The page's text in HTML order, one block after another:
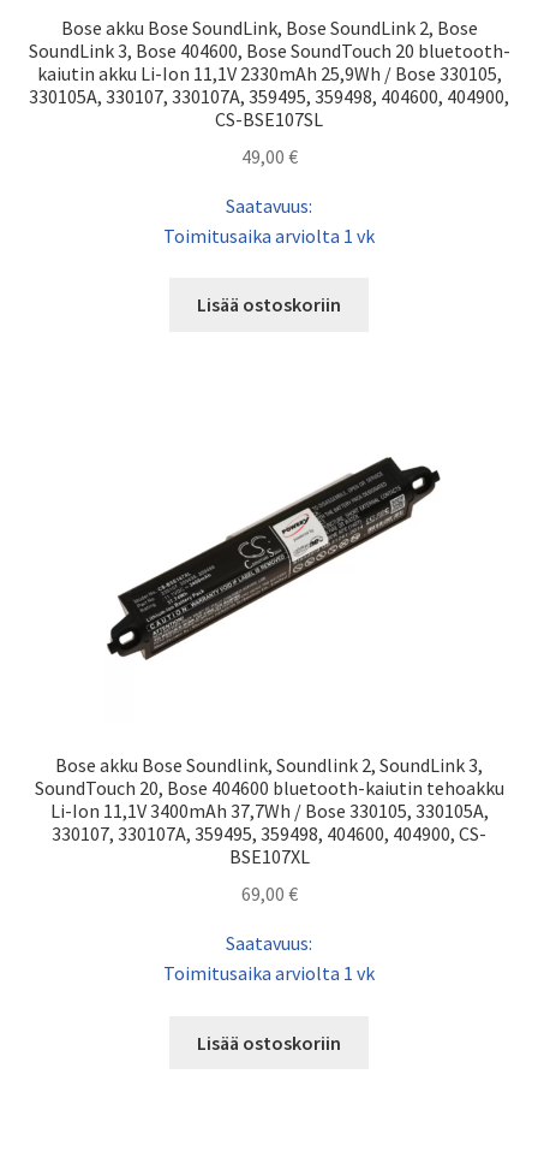
Bose akku Bose SoundLink, Bose SoundLink 2, Bose
SoundLink 3, Bose 404600, Bose SoundTouch 20 bluetooth-
kaiutin akku Li-Ion 11,1V 2330mAh 25,9Wh / Bose 330105,
330105A, 330107, 330107A, 359495, 359498, 404600, 404900,
CS-BSE107SL
49,00 €
Saatavuus:
Toimitusaika arviolta 1 vk
Lisää ostoskoriin
Bose akku Bose Soundlink, Soundlink 2, SoundLink 3,
SoundTouch 20, Bose 404600 bluetooth-kaiutin tehoakku
Li-Ion 11,1V 3400mAh 37,7Wh / Bose 330105, 330105A,
330107, 330107A, 359495, 359498, 404600, 404900, CS-
BSE107XL
69,00 €
Saatavuus:
Toimitusaika arviolta 1 vk
Lisää ostoskoriin